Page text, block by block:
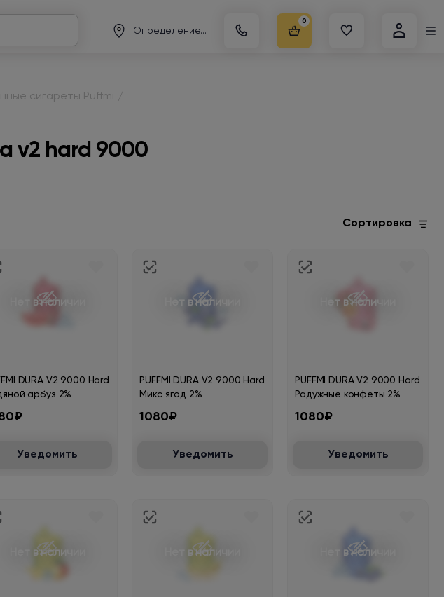
Определение...
0
сигареты Puffmi
v2 hard 9000
Сортировка
Нет в наличии
DURA V2 9000 Hard
арбуз 2%
Уведомить
Нет в наличии
PUFFMI DURA V2 9000 Hard
Микс ягод 2%
1080₽
Уведомить
Нет в наличии
PUFFMI DURA V2 9000 Hard
Радужные конфеты 2%
1080₽
Уведомить
Нет в наличии Нет в наличии Нет в наличии